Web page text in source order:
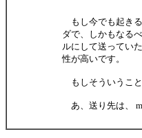
もし今でも起き
ダで、しかもなる
ルにして送ってい
性が高いです。
もしそういうこと
あ、送り先は、